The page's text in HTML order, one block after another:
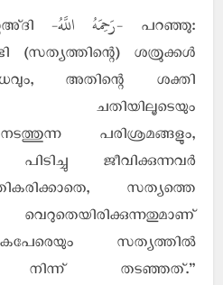
-رَحِمَهُ اللَّهُ-പറഞ്ഞു:
(സത്യത്തിന്റെ) ശത്രുക്കള്‍
അതിന്റെ ശക്തി
ചതിയിലൂടെയും
പരിശ്രമങ്ങളും,
ജീവിക്കുന്നവര്‍
സത്യത്തെ
സത്യത്തില്‍
നിന്ന് തടഞ്ഞത്.”